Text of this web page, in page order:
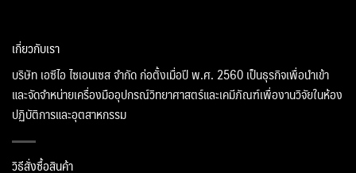
เกี่ยวกับเรา
บริษัท เอซีไอ ไซเอนเซส จำกัด ก่อตั้งเมื่อปี พ.ศ. 2560 เป็นธุรกิจเพื่อนำเข้า
และจัดจำหน่ายเครื่องมืออุปกรณ์วิทยาศาสตร์และเคมีภัณฑ์เพื่องานวิจัยในห้อง
ปฏิบัติการและอุตสาหกรรม
วิธีสั่งซื้อสินค้า